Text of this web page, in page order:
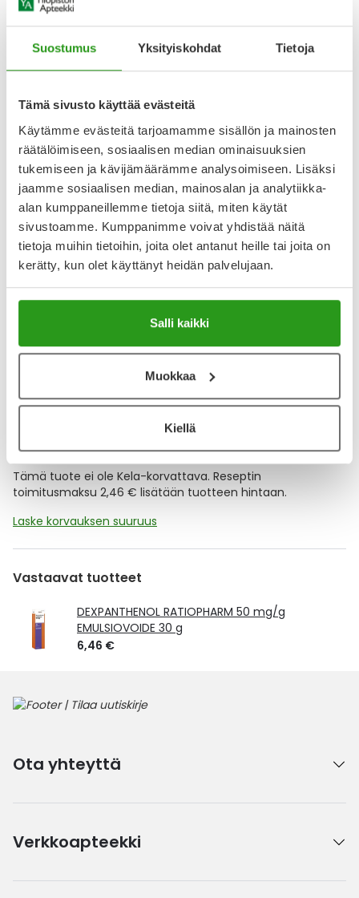
Suostumus Yksityiskohdat Tietoja
Tämä sivusto käyttää evästeitä
Käytämme evästeitä tarjoamamme sisällön ja mainosten
räätälöimiseen, sosiaalisen median ominaisuuksien
tukemiseen ja kävijämäärämme analysoimiseen. Lisäksi
jaamme sosiaalisen median, mainosalan ja analytiikka-
alan kumppaneillemme tietoja siitä, miten käytät
sivustoamme. Kumppanimme voivat yhdistää näitä
tietoja muihin tietoihin, joita olet antanut heille tai joita on
kerätty, kun olet käyttänyt heidän palvelujaan.
Salli kaikki
Muokkaa
Kiellä
aiheuttama ihoärsytys, nännihaavaumat, säärihaavat,
Näytä koko kuvaus
Lääkkeillä ja reseptillä ostetuilla tuotteilla ei ole
palautusoikeutta.
Katso kaikki Bepanthen-tuotteet
YA-muistuttaja
Muistuttajan avulla pidät huolen, että tilaat tarvitsemasi
Lisää tuote muistuttajaan
Kela-korvattavuus ja reseptin toimitusmaksu
Tämä tuote ei ole Kela-korvattava. Reseptin
toimitusmaksu 2,46 € lisätään tuotteen hintaan.
Laske korvauksen suuruus
Vastaavat tuotteet
DEXPANTHENOL RATIOPHARM 50 mg/g
EMULSIOVOIDE 30 g
6,46 €
Ota yhteyttä
Verkkoapteekki